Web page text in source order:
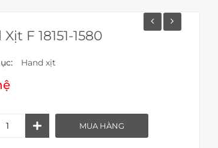
F 18151-1580
Hand xịt
MUA HÀNG